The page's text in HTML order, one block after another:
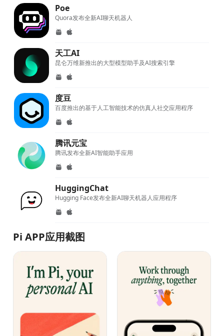
Poe
Quora发布全新AI聊天机器人
天工AI
昆仑万维新推出的大型模型助手及AI搜索引擎
度豆
百度推出的基于人工智能技术的仿真人社交应用程序
腾讯元宝
腾讯发布全新AI智能助手应用
HuggingChat
Hugging Face发布全新AI聊天机器人应用程序
Pi APP应用截图